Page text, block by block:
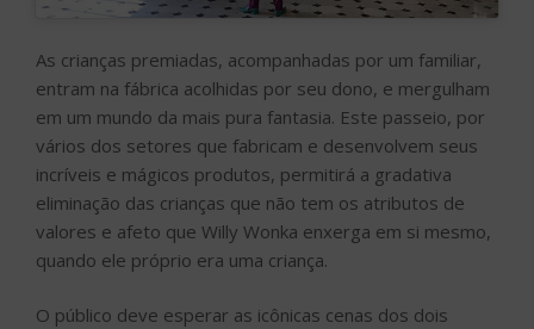
As crianças premiadas, acompanhadas por um familiar,
entram na fábrica acolhidas por seu dono, e mergulham
em um mundo da mais pura fantasia. Este passeio, por
vários dos setores que fabricam e desenvolvem seus
incríveis e mágicos produtos, permitirá a gradativa
eliminação das crianças que não tem os atributos de
valores e afeto que Willy Wonka enxerga em si mesmo,
quando ele próprio era uma criança.
O público deve esperar as icônicas cenas dos dois